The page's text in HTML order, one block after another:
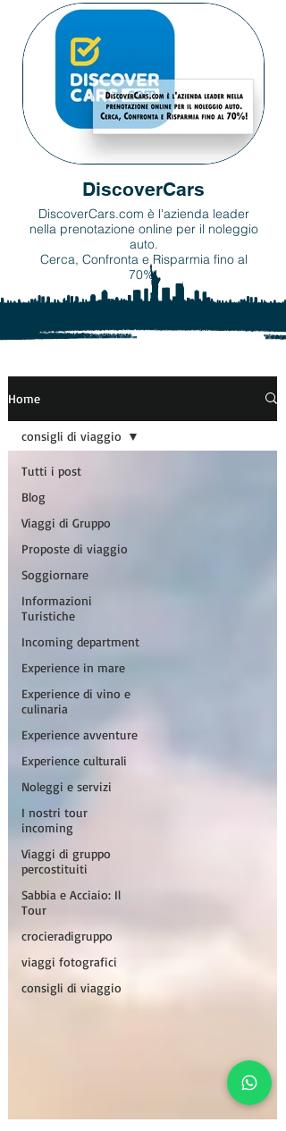
DiscoverCars
DiscoverCars.com è l'azienda leader
nella prenotazione online per il noleggio
auto.
Cerca, Confronta e Risparmia fino al
70%!
Home
Tutti i post
Blog
Viaggi di Gruppo
Proposte di viaggio
Soggiornare
Informazioni
Turistiche
Incoming department
Experience in mare
Experience di vino e
culinaria
Experience avventure
Experience culturali
Noleggi e servizi
I nostri tour
incoming
Viaggi di gruppo
percostituiti
Sabbia e Acciaio: Il
Tour
crocieradigruppo
viaggi fotografici
consigli di viaggio
consigli di viaggio